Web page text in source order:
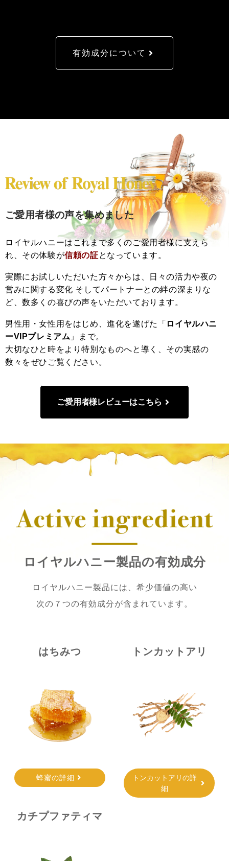
有効成分について
ご愛用者様の声を集めました
ロイヤルハニーはこれまで多くのご愛用者様に支えら
れ、その体験が信頼の証となっています。
実際にお試しいただいた方々からは、日々の活力や夜の
営みに関する変化 そしてパートナーとの絆の深まりな
ど、数多くの喜びの声をいただいております。
男性用・女性用をはじめ、進化を遂げた「 ロイヤルハニ
ーVIPプレミアム 」まで。
大切なひと時をより特別なものへと導く、その実感の
数々をぜひご覧ください。
ご愛用者様レビューはこちら
ロイヤルハニー製品の有効成分
ロイヤルハニー製品には、希少価値の高い
次の７つの有効成分が含まれています。
はちみつ
蜂蜜の詳細
トンカットアリ
トンカットアリの詳
細
カチプファティマ